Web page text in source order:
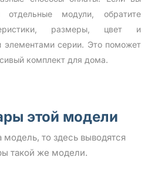
модули, обратите
размеры, цвет и
элементами серии. Это поможет
комплект для дома.
этой модели
модель, то здесь выводятся
такой же модели.